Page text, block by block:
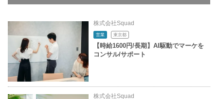
株式会社Squad
営業 東京都
【時給1600円/長期】AI駆動でマーケを
コンサル/サポート
株式会社Squad